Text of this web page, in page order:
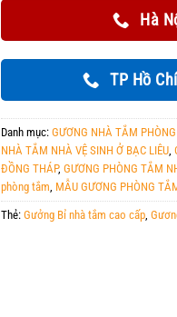
Hà
TP Hồ
Danh mục: GƯƠNG NHÀ TẮM
NHÀ TẮM NHÀ VỆ SINH Ở BẠC LIÊU,
ĐỒNG THÁP, GƯƠNG PHÒNG TẮM
phòng tắm, MẪU GƯƠNG PHÒNG
Thẻ: Gưởng Bỉ nhà tắm cao cấp,